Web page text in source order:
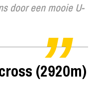
door een mooie U-
(2920m)